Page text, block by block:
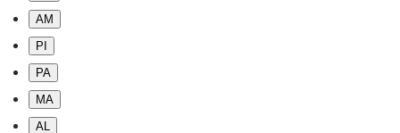
AM
PI
PA
MA
AL